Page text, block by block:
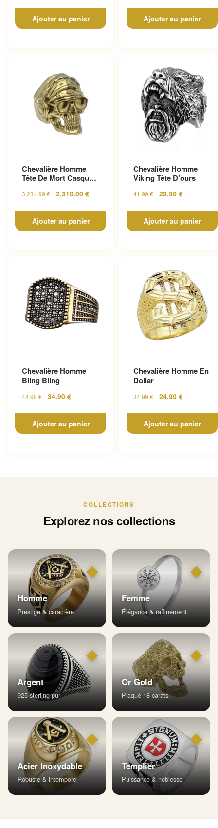
Ajouter au panier Ajouter au panier
Chevalière Homme
Tête De Mort Casque
3,234.99€ 2,310.00 €
Ajouter au panier
Chevalière Homme
Viking Tête D’ours
41.99€ 29.90 €
Ajouter au panier
Chevalière Homme
Bling Bling
48.99€ 34.90 €
Ajouter au panier
Chevalière Homme En
Dollar
34.99€ 24.90 €
Ajouter au panier
COLLECTIONS
Explorez nos collections
◆
Homme
Prestige & caractère
◆
Femme
Élégance & raffinement
◆
Argent
925 sterling pur
◆
Or Gold
Plaqué 18 carats
◆
Acier Inoxydable
Robuste & intemporel
◆
Templier
Puissance & noblesse